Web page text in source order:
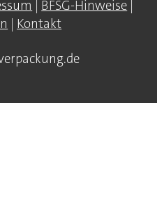
| BFSG-Hinweise |
| Kontakt